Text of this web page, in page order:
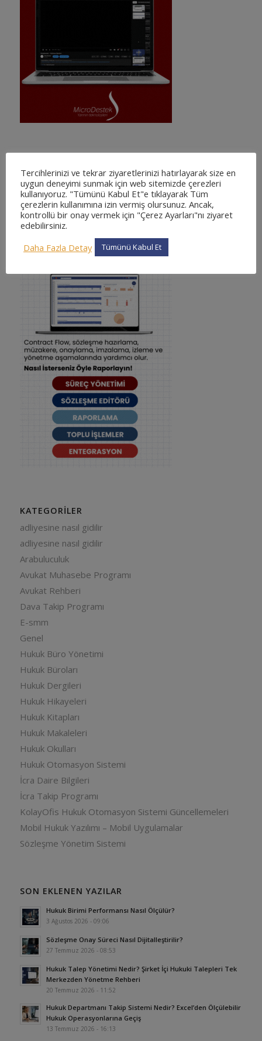
KATEGORILER
adliyesine nasıl gidilir
adliyesine nasıl gidilir
Arabuluculuk
Avukat Muhasebe Programı
Avukat Rehberi
Dava Takip Programı
E-smm
Genel
Hukuk Büro Yönetimi
Hukuk Büroları
Hukuk Dergileri
Hukuk Hikayeleri
Hukuk Kitapları
Hukuk Makaleleri
Hukuk Okulları
Hukuk Otomasyon Sistemi
İcra Daire Bilgileri
İcra Takip Programı
KolayOfis Hukuk Otomasyon Sistemi Güncellemeleri
Mobil Hukuk Yazılımı – Mobil Uygulamalar
Sözleşme Yönetim Sistemi
SON EKLENEN YAZILAR
Hukuk Birimi Performansı Nasıl Ölçülür?
3 Ağustos 2026 - 09:06
Sözleşme Onay Süreci Nasıl Dijitalleştirilir?
27 Temmuz 2026 - 08:53
Hukuk Talep Yönetimi Nedir? Şirket İçi Hukuki Talepleri Tek
Merkezden Yönetme Rehberi
20 Temmuz 2026 - 11:52
Hukuk Departmanı Takip Sistemi Nedir? Excel’den Ölçülebilir
Hukuk Operasyonlarına Geçiş
13 Temmuz 2026 - 16:13
Tercihlerinizi ve tekrar ziyaretlerinizi hatırlayarak size en
uygun deneyimi sunmak için web sitemizde çerezleri
kullanıyoruz. "Tümünü Kabul Et"e tıklayarak Tüm
çerezlerin kullanımına izin vermiş olursunuz. Ancak,
kontrollü bir onay vermek için "Çerez Ayarları"nı ziyaret
edebilirsiniz.
Daha Fazla Detay
Tümünü Kabul Et